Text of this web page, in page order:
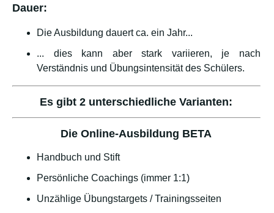
Dauer:
Die Ausbildung dauert ca. ein Jahr...
... dies kann aber stark variieren, je nach
Verständnis und Übungsintensität des Schülers.
Es gibt 2 unterschiedliche Varianten:
Die Online-Ausbildung BETA
Handbuch und Stift
Persönliche Coachings (immer 1:1)
Unzählige Übungstargets / Trainingsseiten